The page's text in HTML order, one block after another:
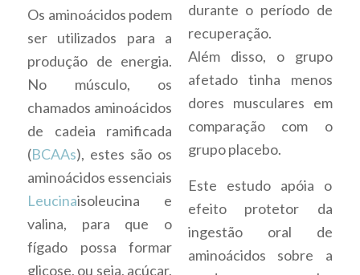
Os aminoácidos podem
ser utilizados para a
produção de energia.
No músculo, os
chamados aminoácidos
de cadeia ramificada
(BCAAs), estes são os
aminoácidos essenciais
Leucinaisoleucina e
valina, para que o
fígado possa formar
glicose, ou seja, açúcar,
durante o período de
recuperação.
Além disso, o grupo
afetado tinha menos
dores musculares em
comparação com o
grupo placebo.
Este estudo apóia o
efeito protetor da
ingestão oral de
aminoácidos sobre a